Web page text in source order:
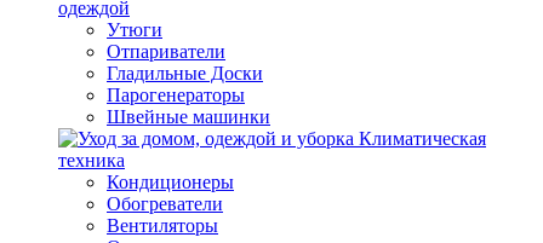
одеждой
Утюги
Отпариватели
Гладильные Доски
Парогенераторы
Швейные машинки
Климатическая
техника
Кондиционеры
Обогреватели
Вентиляторы